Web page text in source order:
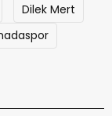
Dilek Mert